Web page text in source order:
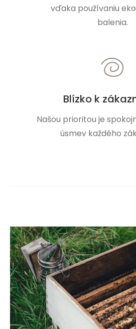
vďaka používaniu
balenia.
Blízko k
Našou prioritou je
úsmev každého